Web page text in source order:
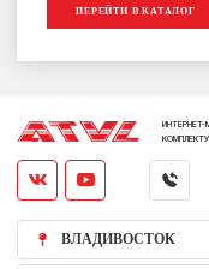
ПЕРЕЙТИ В КАТАЛОГ
ИНТЕРНЕТ-
ВЛАДИВОСТОК